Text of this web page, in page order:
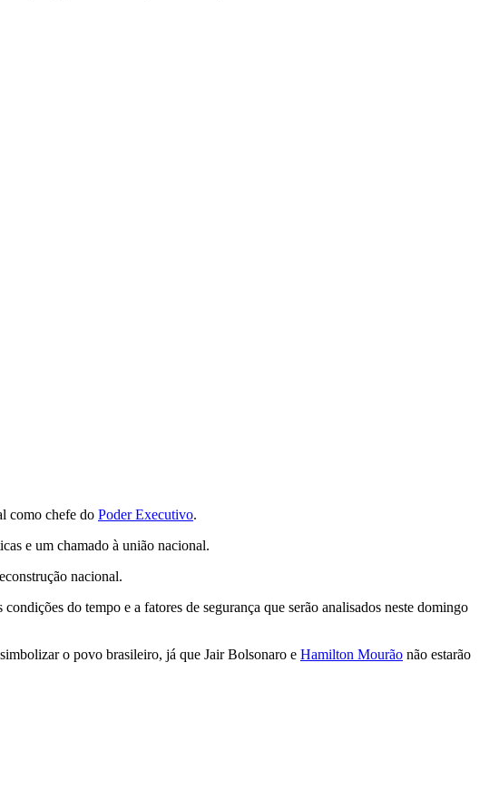
como chefe do Poder Executivo.
e um chamado à união nacional.
nacional.
do tempo e a fatores de segurança que serão analisados neste domingo
o povo brasileiro, já que Jair Bolsonaro e Hamilton Mourão não estarão